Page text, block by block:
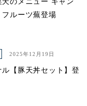
ルーツ蕪登場
2025年12月19日
【豚天丼セット】登